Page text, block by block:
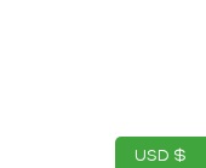
USD $